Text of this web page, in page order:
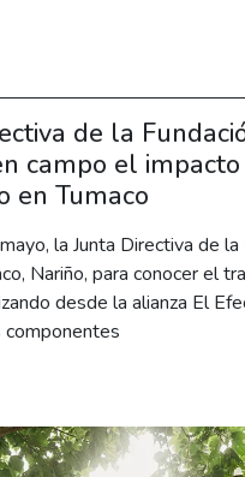
de la
campo el
en Tumaco
la Junta Directiva de la
Nariño, para conocer el
desde la alianza El